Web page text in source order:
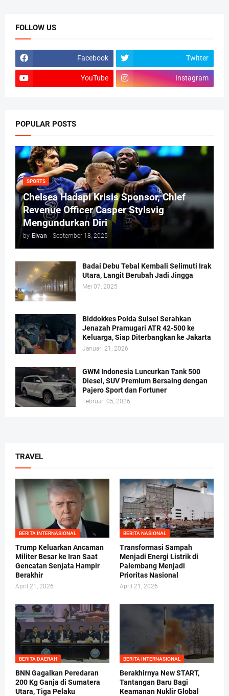
FOLLOW US
Facebook Twitter
YouTube Instagram
POPULAR POSTS
SPORTS
Chelsea Hadapi Krisis Sponsor, Chief
Revenue Officer Casper Stylsvig
Mengundurkan Diri
by Elvan - September 18, 2025
Badai Debu Tebal Kembali Selimuti Irak
Utara, Langit Berubah Jadi Jingga
Mei 07, 2025
Biddokkes Polda Sulsel Serahkan
Jenazah Pramugari ATR 42-500 ke
Keluarga, Siap Diterbangkan ke Jakarta
Januari 21, 2026
GWM Indonesia Luncurkan Tank 500
Diesel, SUV Premium Bersaing dengan
Pajero Sport dan Fortuner
Februari 05, 2026
TRAVEL
BERITA INTERNASIONAL
Trump Keluarkan Ancaman
Militer Besar ke Iran Saat
Gencatan Senjata Hampir
Berakhir
April 21, 2026
BERITA NASIONAL
Transformasi Sampah
Menjadi Energi Listrik di
Palembang Menjadi
Prioritas Nasional
April 21, 2026
BERITA DAERAH
BNN Gagalkan Peredaran
200 Kg Ganja di Sumatera
Utara, Tiga Pelaku
BERITA INTERNASIONAL
Berakhirnya New START,
Tantangan Baru Bagi
Keamanan Nuklir Global